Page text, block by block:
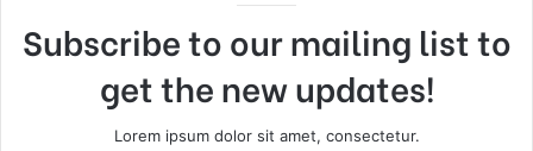
Subscribe to our mailing list to
get the new updates!
Lorem ipsum dolor sit amet, consectetur.